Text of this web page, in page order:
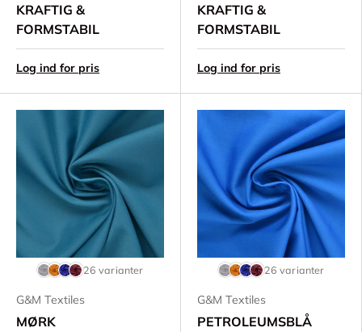
KRAFTIG &
FORMSTABIL
Log ind for pris
KRAFTIG &
FORMSTABIL
Log ind for pris
26 varianter
G&M Textiles
MØRK
26 varianter
G&M Textiles
PETROLEUMSBLÅ